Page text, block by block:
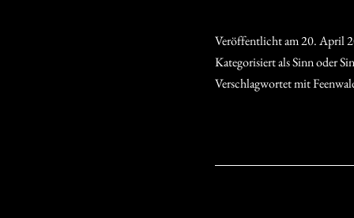
Veröffentlicht am20. April
Kategorisiert alsSinn oder
Verschlagwortet mit